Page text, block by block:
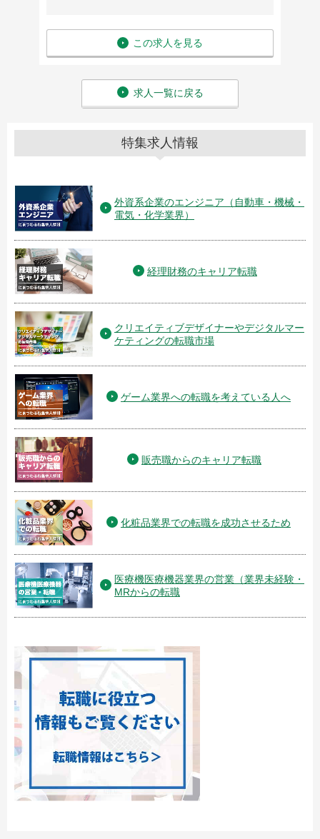
この求人を見る
求人一覧に戻る
特集求人情報
外資系企業のエンジニア（自動車・機械・
電気・化学業界）
経理財務のキャリア転職
クリエイティブデザイナーやデジタルマー
ケティングの転職市場
ゲーム業界への転職を考えている人へ
販売職からのキャリア転職
化粧品業界での転職を成功させるため
医療機医療機器業界の営業（業界未経験・
MRからの転職